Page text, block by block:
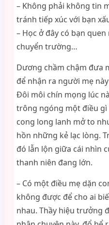
– Không phải không tin
tránh tiếp xúc với bạn
– Học ở đây có bạn
chuyển trường…
Dương chầm chậm đưa
để nhận ra người mẹ
Đôi môi chín mọng lúc
trông ngóng một điều gì
cong long lanh mở to
hồn những kẻ lạc lòng.
đó lẫn lộn giữa cái nhìn
thanh niên đang lớn.
– Có một điều mẹ dặn
không được để cho ai
nhau. Thầy hiệu trưởng